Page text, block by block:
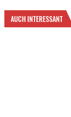
AUCH INTERESSANT